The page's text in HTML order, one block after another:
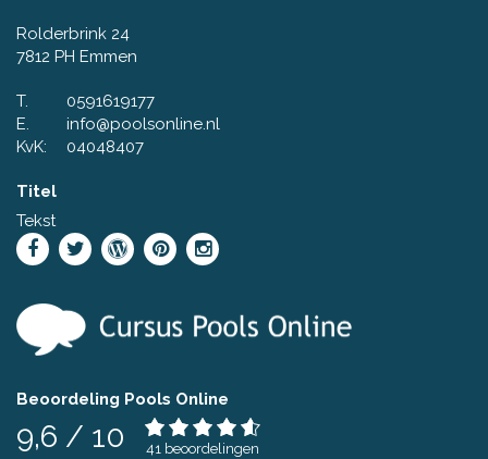
Rolderbrink 24
7812 PH Emmen
T.
0591619177
E.
info@poolsonline.nl
KvK:
04048407
Titel
Tekst
Beoordeling Pools Online
9,6 / 10 41 beoordelingen